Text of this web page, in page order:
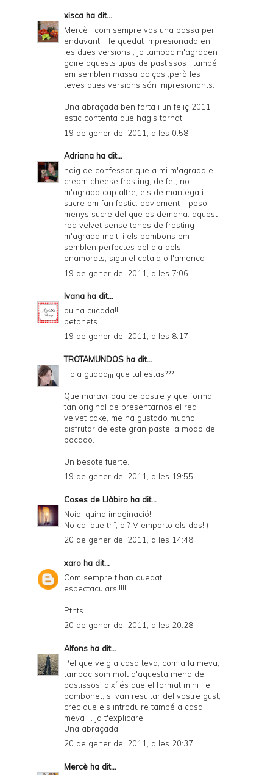
xisca ha dit...
Mercè , com sempre vas una passa per
endavant. He quedat impresionada en
les dues versions , jo tampoc m'agraden
gaire aquests tipus de pastissos , també
em semblen massa dolços ,però les
teves dues versions són impresionants.
Una abraçada ben forta i un feliç 2011 ,
estic contenta que hagis tornat.
19 de gener del 2011, a les 0:58
Adriana ha dit...
haig de confessar que a mi m'agrada el
cream cheese frosting, de fet, no
m'agrada cap altre, els de mantega i
sucre em fan fastic. obviament li poso
menys sucre del que es demana. aquest
red velvet sense tones de frosting
m'agrada molt! i els bombons em
semblen perfectes pel dia dels
enamorats, sigui el catala o l'america
19 de gener del 2011, a les 7:06
Ivana ha dit...
quina cucada!!!
petonets
19 de gener del 2011, a les 8:17
TROTAMUNDOS ha dit...
Hola guapa¡¡¡ que tal estas???
Que maravillaaa de postre y que forma
tan original de presentarnos el red
velvet cake, me ha gustado mucho
disfrutar de este gran pastel a modo de
bocado.
Un besote fuerte.
19 de gener del 2011, a les 19:55
Coses de Llàbiro ha dit...
Noia, quina imaginació!
No cal que triï, oi? M'emporto els dos!;)
20 de gener del 2011, a les 14:48
xaro ha dit...
Com sempre t'han quedat
espectaculars!!!!!
Ptnts
20 de gener del 2011, a les 20:28
Alfons ha dit...
Pel que veig a casa teva, com a la meva,
tampoc som molt d'aquesta mena de
pastissos, així és que el format mini i el
bombonet, si van resultar del vostre gust,
crec que els introduire també a casa
meva ... ja t'explicare
Una abraçada
20 de gener del 2011, a les 20:37
Mercè ha dit...